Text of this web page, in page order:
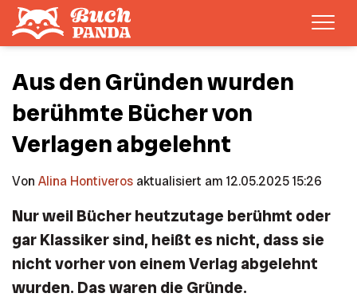
Aus den Gründen wurden
berühmte Bücher von
Verlagen abgelehnt
Von Alina Hontiveros aktualisiert am 12.05.2025 15:26
Nur weil Bücher heutzutage berühmt oder
gar Klassiker sind, heißt es nicht, dass sie
nicht vorher von einem Verlag abgelehnt
wurden. Das waren die Gründe.